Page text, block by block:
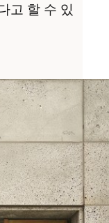
고 할 수 있